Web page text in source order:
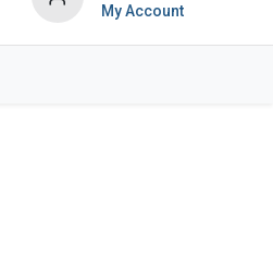
My Account